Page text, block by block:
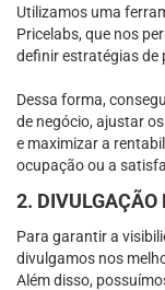
Utilizamos uma
Pricelabs, que nos
definir estratégias de
Dessa forma,
de negócio, ajustar
e maximizar a
ocupação ou a
2. DIVULGAÇÃO
Para garantir a
divulgamos nos
Além disso,